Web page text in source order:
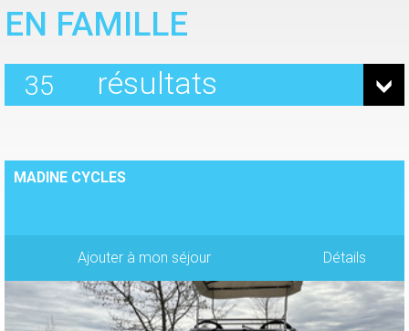
EN FAMILLE
résultats
35
MADINE CYCLES
Ajouter à mon séjour Détails